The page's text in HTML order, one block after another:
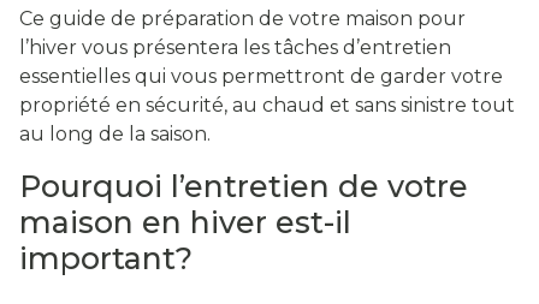
Ce guide de préparation de votre maison pour
l’hiver vous présentera les tâches d’entretien
essentielles qui vous permettront de garder votre
propriété en sécurité, au chaud et sans sinistre tout
au long de la saison.
Pourquoi l’entretien de votre
maison en hiver est-il
important?